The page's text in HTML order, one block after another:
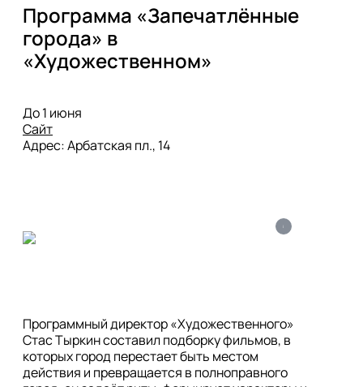
Программа «Запечатлённые
города» в
Сайт
i
Программный директор «Художественного»
Стас Тыркин составил подборку фильмов, в
которых город перестает быть местом
действия и превращается в полноправного